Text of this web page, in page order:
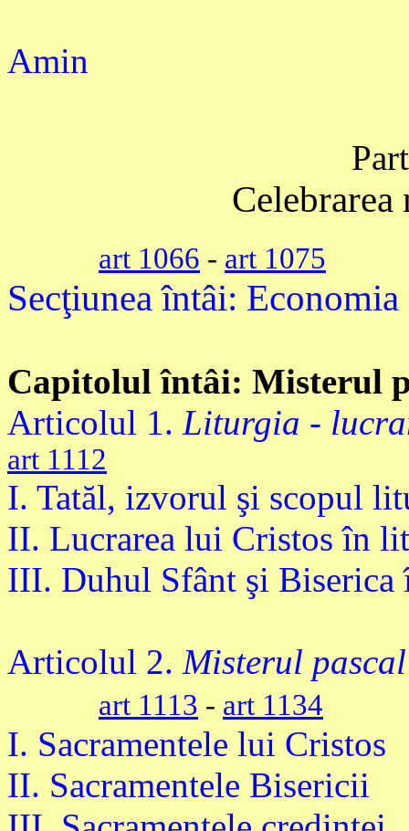
Amin
art 1066 - art 1075
Secţiunea întâi: Economia
Capitolul întâi: Misterul
Articolul 1. Liturgia -
art 1112
I. Tatăl, izvorul şi scopul
II. Lucrarea lui Cristos în
III. Duhul Sfânt şi Biserica
Articolul 2. Misterul
art 1113 - art 1134
I. Sacramentele lui Cristos
II. Sacramentele Bisericii